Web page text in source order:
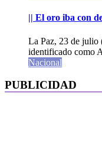
|| El oro iba con
La Paz, 23 de
identificado como
Nacional
PUBLICIDAD